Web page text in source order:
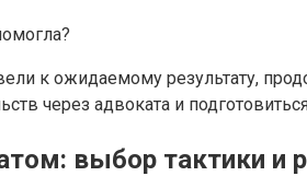
к ожидаемому результату,
через адвоката и
выбор тактики и